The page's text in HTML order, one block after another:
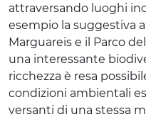
attraversando luoghi
esempio la suggestiva
Marguareis e il Parco
una interessante
ricchezza è resa
condizioni ambientali
versanti di una stessa